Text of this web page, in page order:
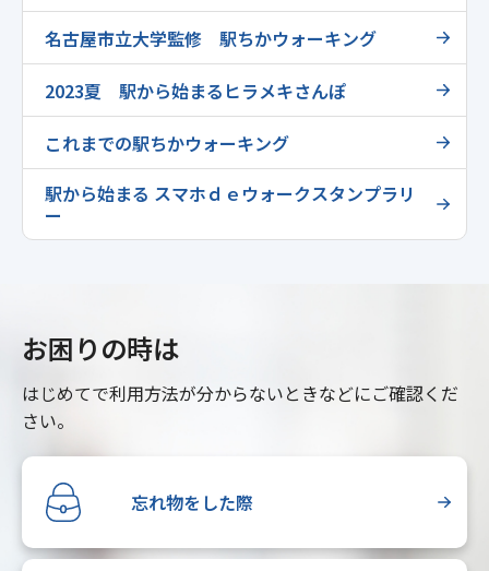
名古屋市立大学監修 駅ちかウォーキング
2023夏 駅から始まるヒラメキさんぽ
これまでの駅ちかウォーキング
駅から始まる スマホｄｅウォークスタンプラリ
ー
お困りの時は
はじめてで利用方法が分からないときなどにご確認くだ
さい。
忘れ物をした際